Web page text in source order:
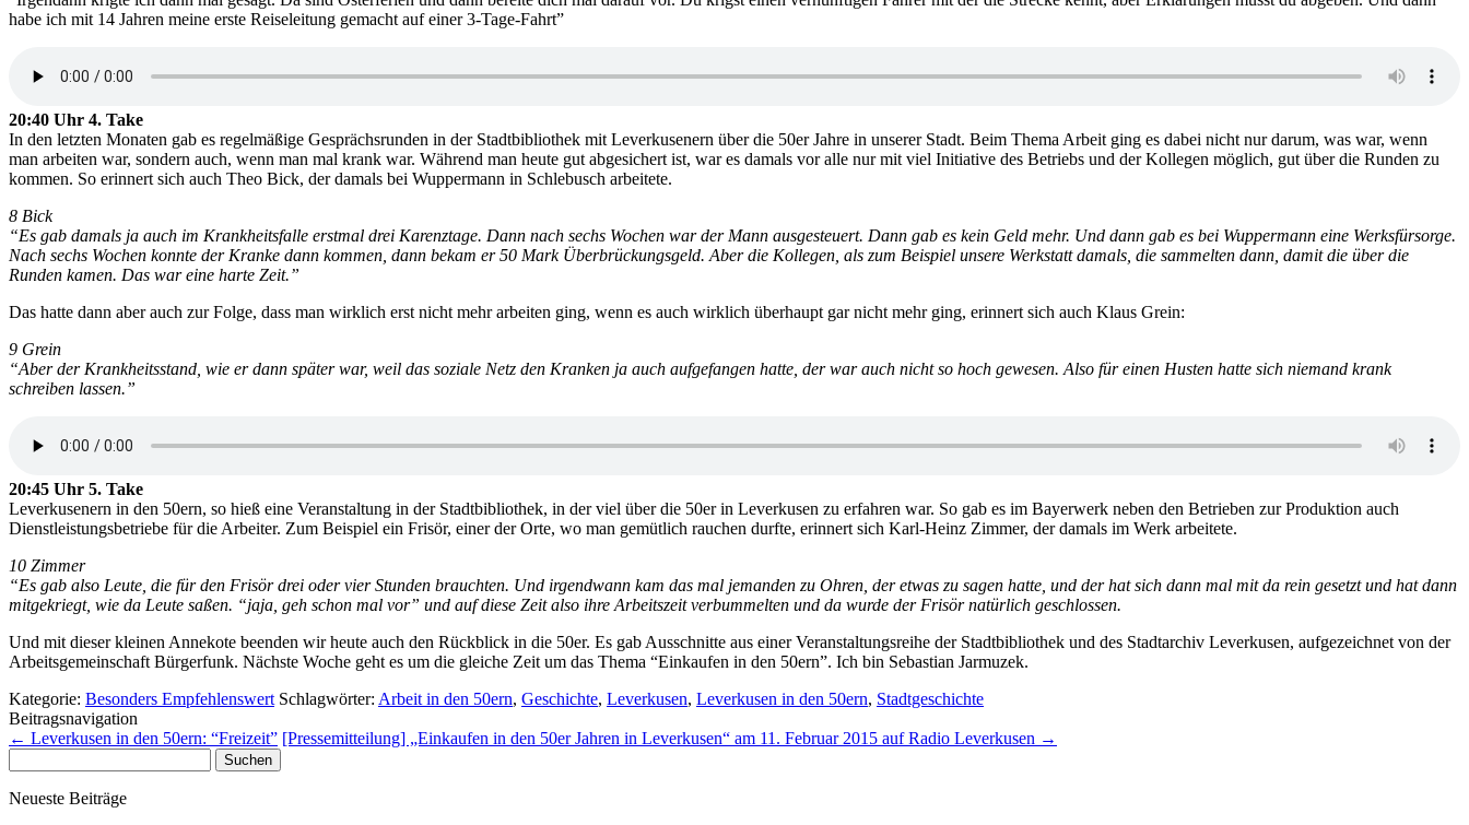
habe ich mit 14 Jahren meine erste Reiseleitung gemacht auf einer 3-Tage-Fahrt”
20:40 Uhr 4. Take
In den letzten Monaten gab es regelmäßige Gesprächsrunden in der Stadtbibliothek mit Leverkusenern über die 50er Jahre in unserer Stadt. Beim Thema Arbeit ging es dabei nicht nur darum, was war, wenn
man arbeiten war, sondern auch, wenn man mal krank war. Während man heute gut abgesichert ist, war es damals vor alle nur mit viel Initiative des Betriebs und der Kollegen möglich, gut über die Runden zu
kommen. So erinnert sich auch Theo Bick, der damals bei Wuppermann in Schlebusch arbeitete.
8 Bick
“Es gab damals ja auch im Krankheitsfalle erstmal drei Karenztage. Dann nach sechs Wochen war der Mann ausgesteuert. Dann gab es kein Geld mehr. Und dann gab es bei Wuppermann eine Werksfürsorge.
Nach sechs Wochen konnte der Kranke dann kommen, dann bekam er 50 Mark Überbrückungsgeld. Aber die Kollegen, als zum Beispiel unsere Werkstatt damals, die sammelten dann, damit die über die
Runden kamen. Das war eine harte Zeit.”
Das hatte dann aber auch zur Folge, dass man wirklich erst nicht mehr arbeiten ging, wenn es auch wirklich überhaupt gar nicht mehr ging, erinnert sich auch Klaus Grein:
9 Grein
“Aber der Krankheitsstand, wie er dann später war, weil das soziale Netz den Kranken ja auch aufgefangen hatte, der war auch nicht so hoch gewesen. Also für einen Husten hatte sich niemand krank
schreiben lassen.”
20:45 Uhr 5. Take
Leverkusenern in den 50ern, so hieß eine Veranstaltung in der Stadtbibliothek, in der viel über die 50er in Leverkusen zu erfahren war. So gab es im Bayerwerk neben den Betrieben zur Produktion auch
Dienstleistungsbetriebe für die Arbeiter. Zum Beispiel ein Frisör, einer der Orte, wo man gemütlich rauchen durfte, erinnert sich Karl-Heinz Zimmer, der damals im Werk arbeitete.
10 Zimmer
“Es gab also Leute, die für den Frisör drei oder vier Stunden brauchten. Und irgendwann kam das mal jemanden zu Ohren, der etwas zu sagen hatte, und der hat sich dann mal mit da rein gesetzt und hat dann
mitgekriegt, wie da Leute saßen. “jaja, geh schon mal vor” und auf diese Zeit also ihre Arbeitszeit verbummelten und da wurde der Frisör natürlich geschlossen.
Und mit dieser kleinen Annekote beenden wir heute auch den Rückblick in die 50er. Es gab Ausschnitte aus einer Veranstaltungsreihe der Stadtbibliothek und des Stadtarchiv Leverkusen, aufgezeichnet von der
Arbeitsgemeinschaft Bürgerfunk. Nächste Woche geht es um die gleiche Zeit um das Thema “Einkaufen in den 50ern”. Ich bin Sebastian Jarmuzek.
Kategorie: Besonders Empfehlenswert Schlagwörter: Arbeit in den 50ern, Geschichte, Leverkusen, Leverkusen in den 50ern, Stadtgeschichte
Beitragsnavigation
← Leverkusen in den 50ern: “Freizeit” [Pressemitteilung] „Einkaufen in den 50er Jahren in Leverkusen“ am 11. Februar 2015 auf Radio Leverkusen →
nach:
Neueste Beiträge